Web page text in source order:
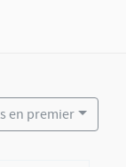
en premier